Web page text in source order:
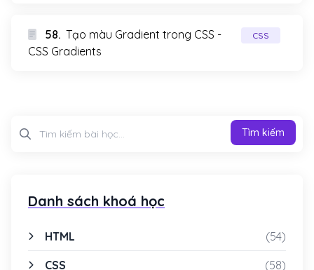
58. Tạo màu Gradient trong CSS -
CSS Gradients
CSS
Tìm kiếm
Danh sách khoá học
HTML (54)
CSS (58)